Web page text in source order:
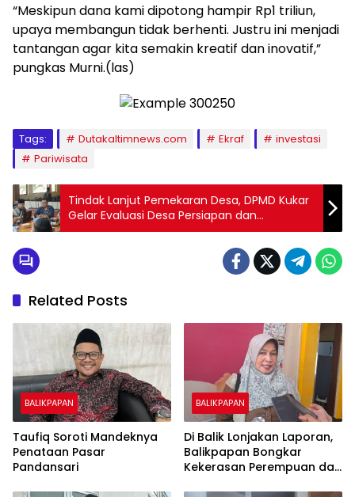
“Meskipun dana kami dipotong hampir Rp1 triliun,
upaya membangun tidak berhenti. Justru ini menjadi
tantangan agar kita semakin kreatif dan inovatif,”
pungkas Murni.(las)
Tags: Dutakaltimnews.com Ekraf
investasi
Pariwisata
Tindak Lanjut Pemekaran Desa, DPMD Kukar
Gelar Evaluasi Desa Persiapan dan
Penegasan Batas Desa
Related Posts
BALIKPAPAN
Taufiq Soroti Mandeknya
Penataan Pasar
Pandansari
BALIKPAPAN
Di Balik Lonjakan Laporan,
Balikpapan Bongkar
Kekerasan Perempuan dan